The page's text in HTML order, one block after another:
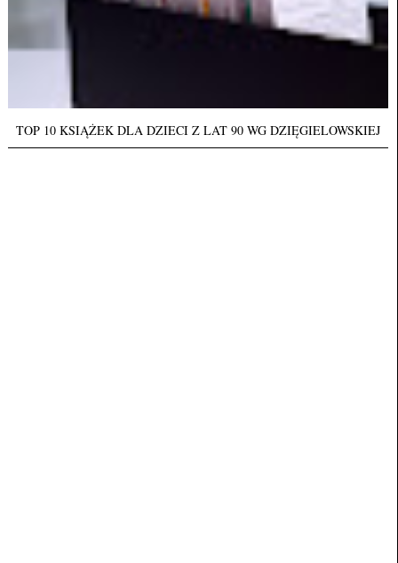
TOP 10 KSIĄŻEK DLA DZIECI Z LAT 90 WG DZIĘGIELOWSKIEJ